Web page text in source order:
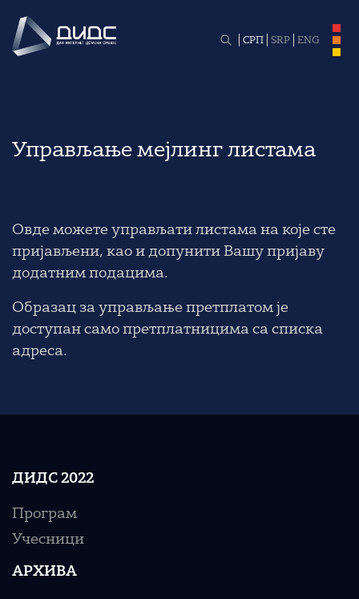
СРП SRP ENG
Управљање мејлинг листама
Овде можете управљати листама на које сте
пријављени, као и допунити Вашу пријаву
додатним подацима.
Образац за управљање претплатом је
доступан само претплатницима са списка
адреса.
ДИДС 2022
Програм
Учесници
АРХИВА